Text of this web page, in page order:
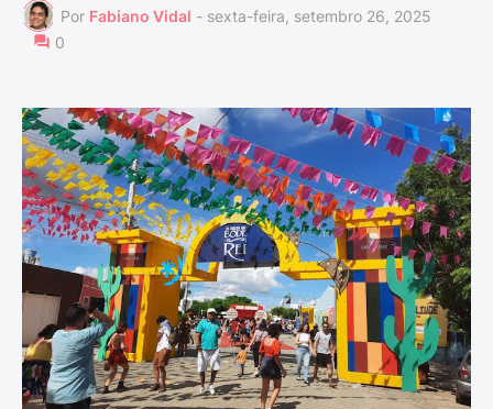
Por Fabiano Vidal - sexta-feira, setembro 26, 2025
0